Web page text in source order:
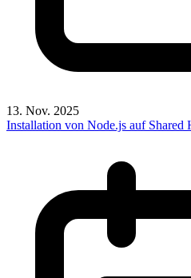
13. Nov. 2025
Installation von Node.js auf Shared